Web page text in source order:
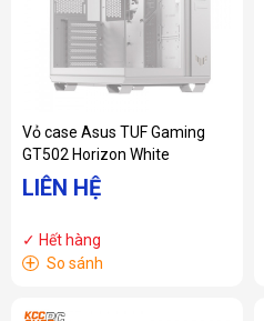
Vỏ case Asus TUF Gaming
GT502 Horizon White
LIÊN HỆ
✓ Hết hàng
+ So sánh